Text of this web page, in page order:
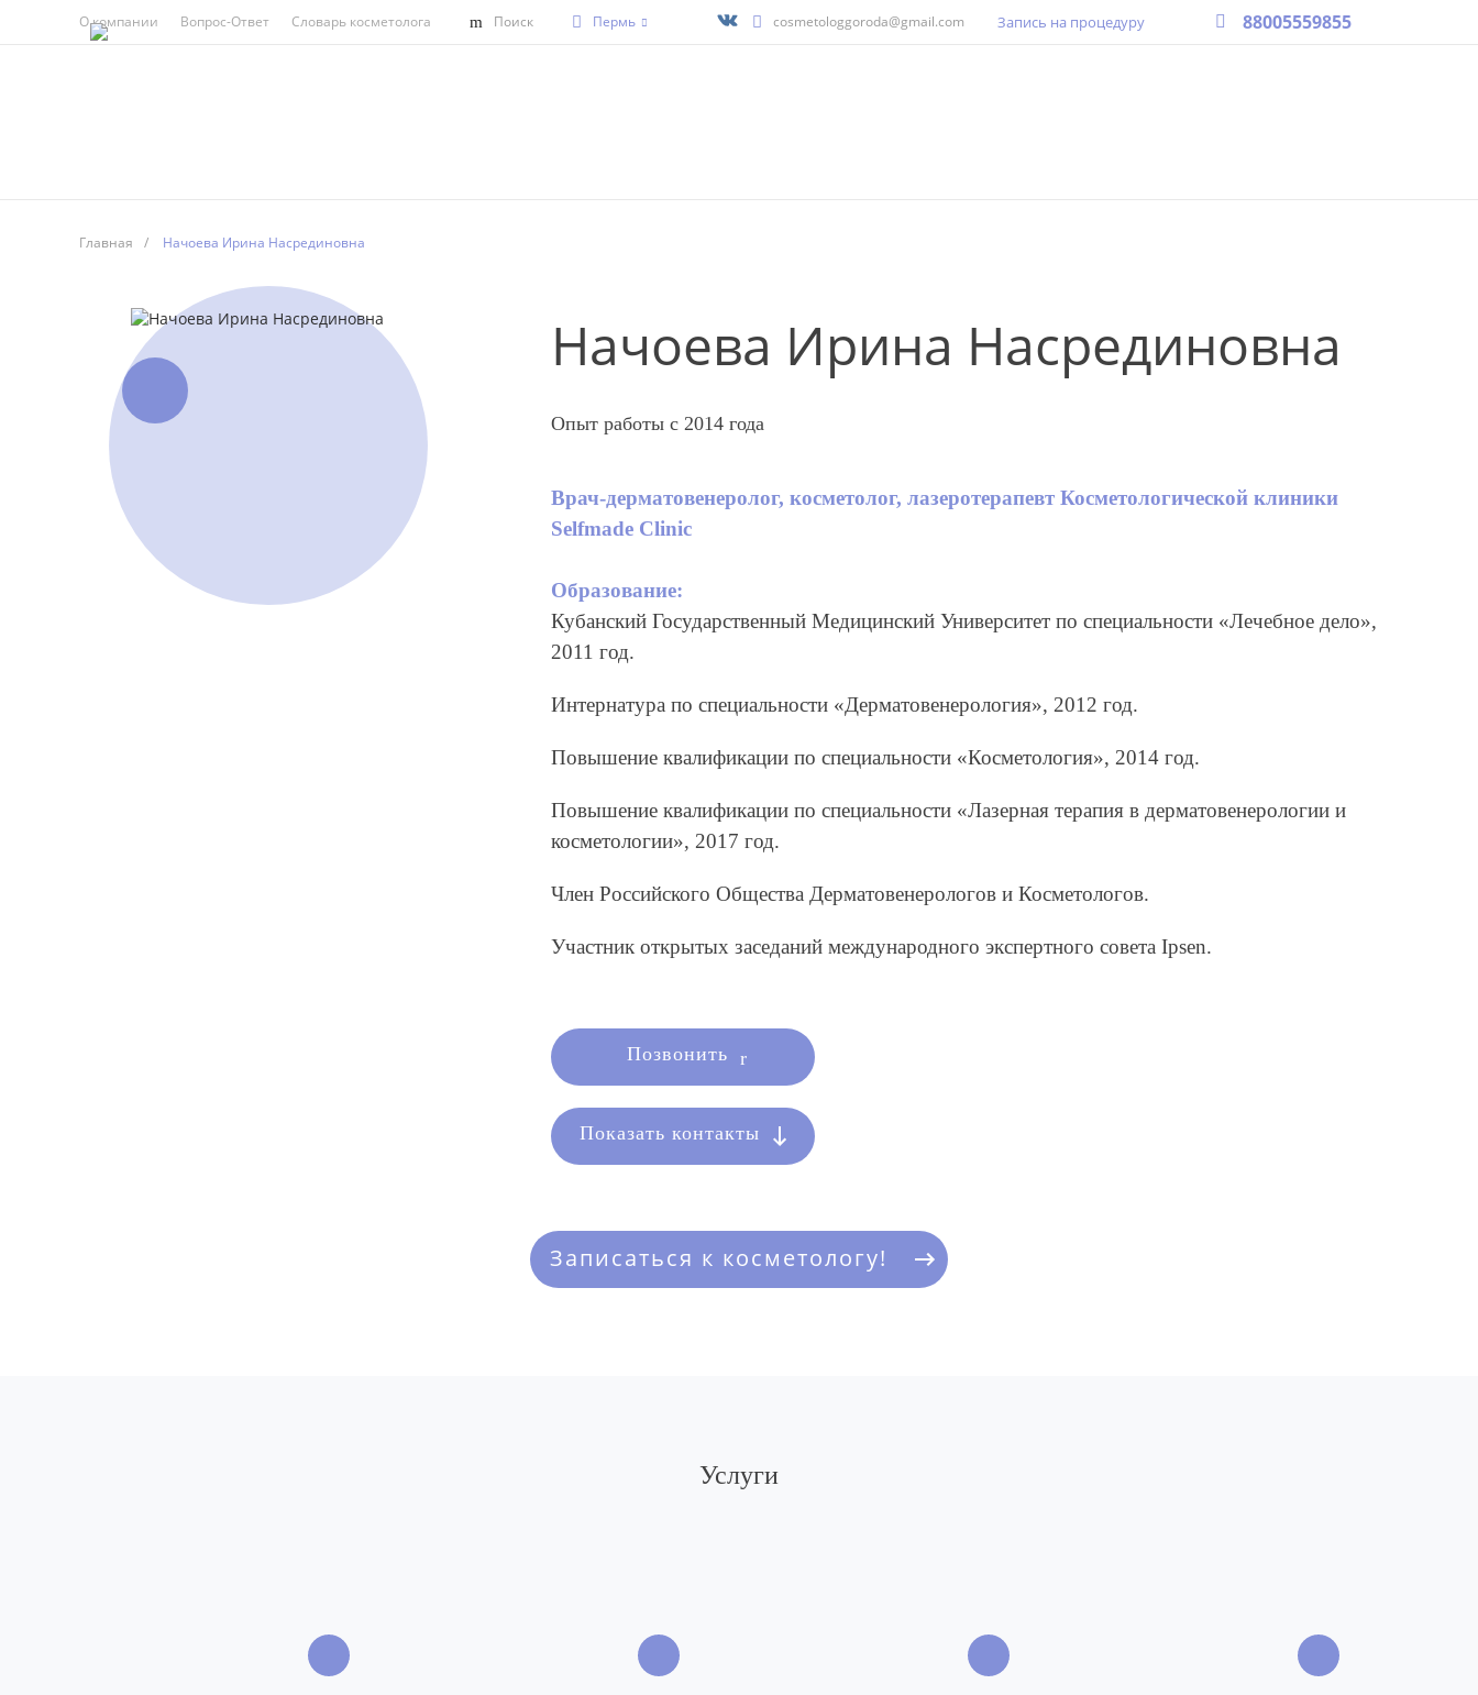
О компании Вопрос-Ответ Словарь косметолога Поиск Пермь cosmetologgoroda@gmail.com Запись на процедуру 88005559855
Главная / Начоева Ирина Насрединовна
Начоева Ирина Насрединовна
Опыт работы с 2014 года
Врач-дерматовенеролог, косметолог, лазеротерапевт Косметологической клиники
Selfmade Clinic
Образование:
Кубанский Государственный Медицинский Университет по специальности «Лечебное дело»,
2011 год.
Интернатура по специальности «Дерматовенерология», 2012 год.
Повышение квалификации по специальности «Косметология», 2014 год.
Повышение квалификации по специальности «Лазерная терапия в дерматовенерологии и
косметологии», 2017 год.
Член Российского Общества Дерматовенерологов и Косметологов.
Участник открытых заседаний международного экспертного совета Ipsen.
Позвонить
Показать контакты
Записаться к косметологу!
Услуги